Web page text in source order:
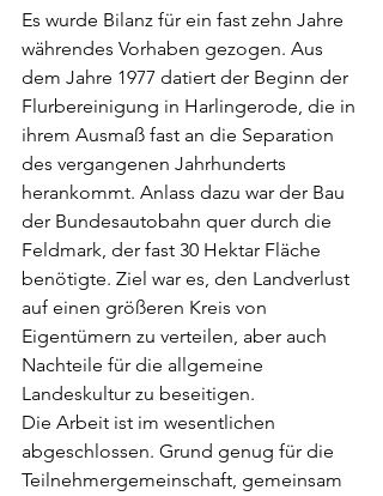
Es wurde Bilanz für ein fast zehn Jahre
währendes Vorhaben gezogen. Aus
dem Jahre 1977 datiert der Beginn der
Flurbereinigung in Harlingerode, die in
ihrem Ausmaß fast an die Separation
des vergangenen Jahrhunderts
herankommt. Anlass dazu war der Bau
der Bundesautobahn quer durch die
Feldmark, der fast 30 Hektar Fläche
benötigte. Ziel war es, den Landverlust
auf einen größeren Kreis von
Eigentümern zu verteilen, aber auch
Nachteile für die allgemeine
Landeskultur zu beseitigen.
Die Arbeit ist im wesentlichen
abgeschlossen. Grund genug für die
Teilnehmergemeinschaft, gemeinsam